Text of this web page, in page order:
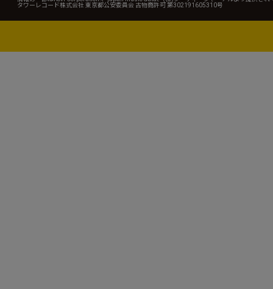
タワーレコード株式会社 東京都公安委員会 古物商許可 第302191605310号